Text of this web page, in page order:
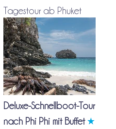
Tagestour ab Phuket
Deluxe-Schnellboot-Tour
nach Phi Phi mit Buffet